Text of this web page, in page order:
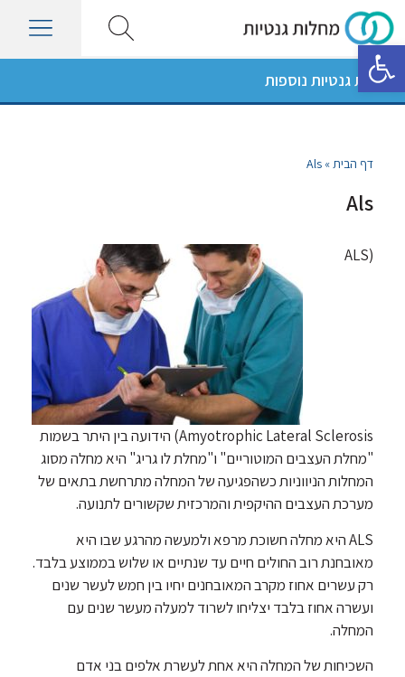
פתח סרגל נגישות
מחלות גנטיות נוספות
דף הבית»
Als
Als
(ALS
(Amyotrophic Lateral Sclerosis הידועה בין היתר בשמות
"מחלת העצבים המוטוריים" ו"מחלת לו גריג" היא מחלה מסוג
המחלות הניווניות כשהפגיעה של המחלה מתרחשת בתאים של
מערכת העצבים ההיקפית והמרכזית שקשורים לתנועה.
ALS היא מחלה חשוכת מרפא ולמעשה מהרגע שבו היא
מאובחנת רוב החולים חיים עד שנתיים או שלוש בממוצע בלבד.
רק עשרים אחוז מקרב המאובחנים יחיו בין חמש לעשר שנים
ועשרה אחוז בלבד יצליחו לשרוד למעלה מעשר שנים עם
המחלה.
השכיחות של המחלה היא אחת לעשרת אלפים בני אדם